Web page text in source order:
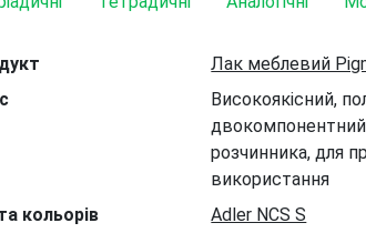
Лак меблевий
Високоякісний,
двокомпонентний
розчинника, для
використання
кольорів
Adler NCS S